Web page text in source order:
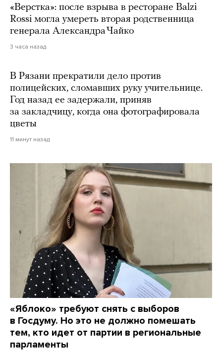
«Верстка»: после взрыва в ресторане Balzi
Rossi могла умереть вторая родственница
генерала Александра Чайко
3 часа назад
В Рязани прекратили дело против
полицейских, сломавших руку учительнице.
Год назад ее задержали, приняв
за закладчицу, когда она фотографировала
цветы
11 минут назад
«Яблоко» требуют снять с выборов
в Госдуму. Но это не должно помешать
тем, кто идет от партии в региональные
парламенты